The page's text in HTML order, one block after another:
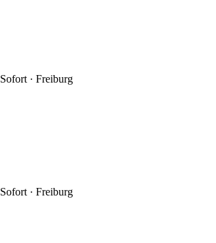
Sofort · Freiburg
Sofort · Freiburg